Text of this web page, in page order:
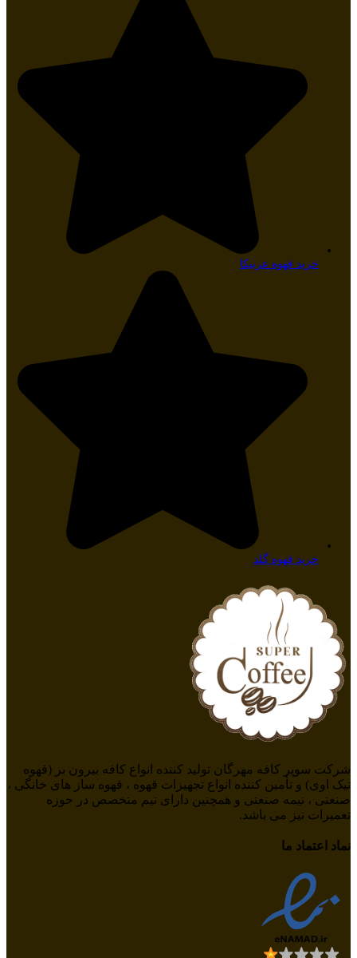
خرید قهوه عربیکا
خرید قهوه گلد
شرکت سوپر کافه مهرگان تولید کننده انواع کافه بیرون بر (قهوه
تیک اوی) و تأمین کننده انواع تجهیزات قهوه ، قهوه ساز های خانگی ،
صنعتی ، نیمه صنعتی و همچنین دارای تیم متخصص در حوزه
تعمیرات نیز می باشد.
نماد اعتماد ما